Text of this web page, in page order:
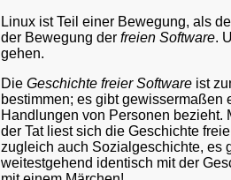
Linux ist Teil einer Bewegung, als
der Bewegung der freien Software.
gehen.
Die Geschichte freier Software ist
bestimmen; es gibt gewissermaßen
Handlungen von Personen
der Tat liest sich die Geschichte
zugleich auch Sozialgeschichte, es
weitestgehend identisch mit der